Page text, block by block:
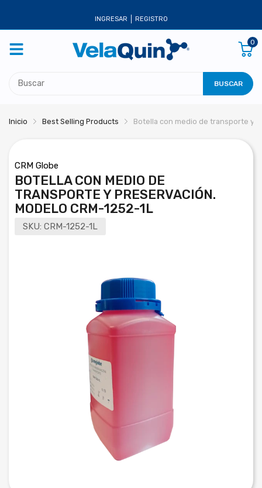
INGRESAR REGISTRO
0
BUSCAR
Inicio Best Selling Products Botella con medio de transporte y
CRM Globe
BOTELLA CON MEDIO DE
TRANSPORTE Y PRESERVACIÓN.
MODELO CRM-1252-1L
SKU: CRM-1252-1L